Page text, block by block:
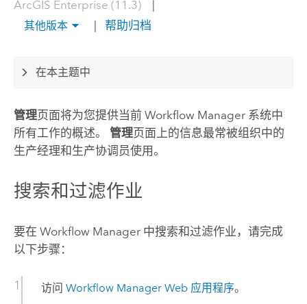
ArcGIS Enterprise (11.3)
其他版本 帮助归档
在本主题中
管理页面将为您提供当前 Workflow Manager系统中
所有工作的概述。 管理页面上的信息最常被组织中的
生产经理和生产协调员使用。
搜索和过滤作业
要在 Workflow Manager中搜索和过滤作业，请完成
以下步骤：
访问 Workflow ManagerWeb 应用程序。